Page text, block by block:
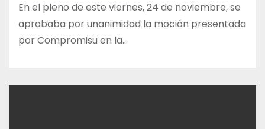
En el pleno de este viernes, 24 de noviembre, se
aprobaba por unanimidad la moción presentada
por Compromisu en la…